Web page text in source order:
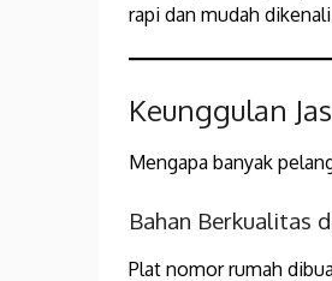
rapi dan mudah
Keunggulan
Mengapa banyak
Bahan Berkualitas
Plat nomor rumah